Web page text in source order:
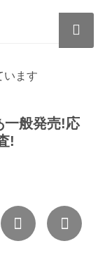
います
一般発売!応
!